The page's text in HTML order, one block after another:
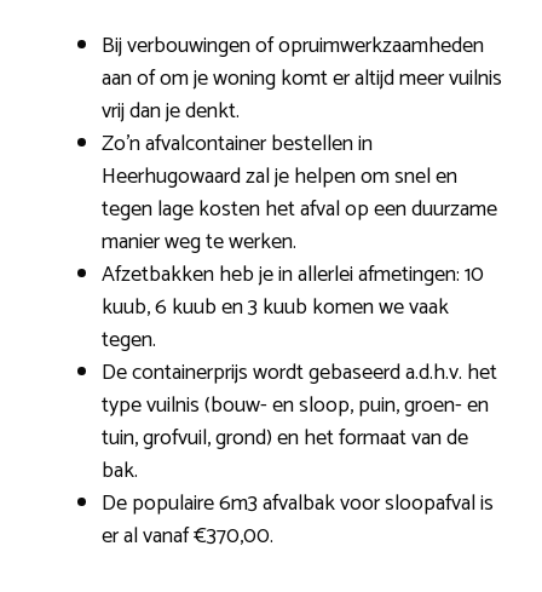
Bij verbouwingen of opruimwerkzaamheden
aan of om je woning komt er altijd meer vuilnis
vrij dan je denkt.
Zo’n afvalcontainer bestellen in
Heerhugowaard zal je helpen om snel en
tegen lage kosten het afval op een duurzame
manier weg te werken.
Afzetbakken heb je in allerlei afmetingen: 10
kuub, 6 kuub en 3 kuub komen we vaak
tegen.
De containerprijs wordt gebaseerd a.d.h.v. het
type vuilnis (bouw- en sloop, puin, groen- en
tuin, grofvuil, grond) en het formaat van de
bak.
De populaire 6m3 afvalbak voor sloopafval is
er al vanaf €370,00.